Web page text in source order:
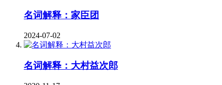
名词解释：家臣团
2024-07-02
名词解释：大村益次郎